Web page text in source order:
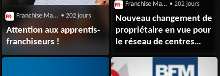
Franchise Magazine • 202 jours
Attention aux apprentis-
franchiseurs !
Franchise Magazine • 202 jours
Nouveau changement de
propriétaire en vue pour
le réseau de centres